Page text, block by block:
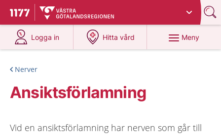
Till startsidan för 1177
Du har valt region
Logga in
på 1177.se
Hitta vård
på 1177.se
Meny
Nerver
Ansiktsförlamning
Vid en ansiktsförlamning har nerven som går till